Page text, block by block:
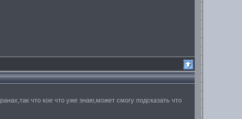
что кое что уже знаю,может смогу подсказать что